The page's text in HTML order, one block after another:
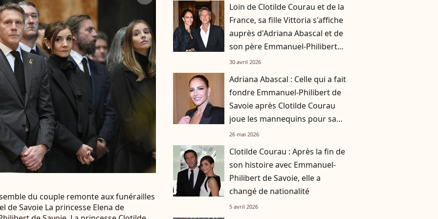
du couple remonte aux funérailles
de Savoie La princesse Elena de
Loin de Clotilde Courau et de la
France, sa fille Vittoria s'affiche
auprès d'Adriana Abascal et de
son père Emmanuel-Philibert
de Savoie
30 avril 2026
Adriana Abascal : Celle qui a fait
fondre Emmanuel-Philibert de
Savoie après Clotilde Courau
joue les mannequins pour sa
propre marque
26 mai 2026
Clotilde Courau : Après la fin de
son histoire avec Emmanuel-
Philibert de Savoie, elle a
changé de nationalité
5 avril 2026